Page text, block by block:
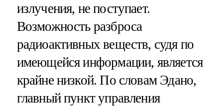
излучения, не поступает.
Возможность разброса
радиоактивных веществ, судя по
имеющейся информации, является
крайне низкой. По словам Эдано,
главный пункт управления